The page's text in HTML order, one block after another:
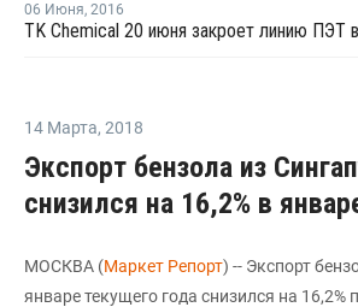
06 Июня, 2016
14 Марта, 2018
Экспорт бензола из
снизился на 16,2% в
МОСКВА (Маркет Репорт) -- Экспорт
январе текущего года снизился на 16,2%